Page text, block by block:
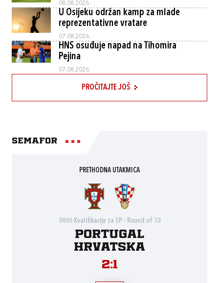
08.08.2026.
U Osijeku održan kamp za mlade
reprezentativne vratare
07.08.2026.
HNS osuđuje napad na Tihomira
Pejina
07.08.2026.
PROČITAJTE JOŠ
Semafor
PRETHODNA UTAKMICA
2026 Kvalifikacije za SP - Round of 32
Portugal
Hrvatska
2:1